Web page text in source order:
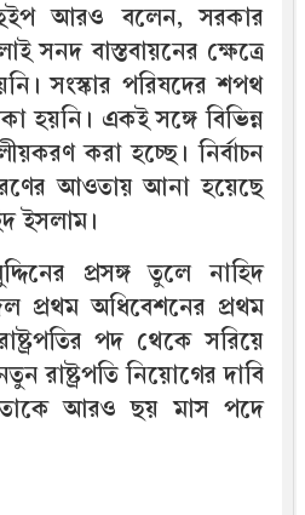
হুইপ আরও বলেন, সরকার
সনদ বাস্তবায়নের ক্ষেত্রে
সংস্কার পরিষদের শপথ
হয়নি। একই সঙ্গে বিভিন্ন
করা হচ্ছে। নির্বাচন
আওতায় আনা হয়েছে
ইসলাম।
প্রসঙ্গ তুলে নাহিদ
প্রথম অধিবেশনের প্রথম
পদ থেকে সরিয়ে
রাষ্ট্রপতি নিয়োগের দাবি
তাকে আরও ছয় মাস পদে